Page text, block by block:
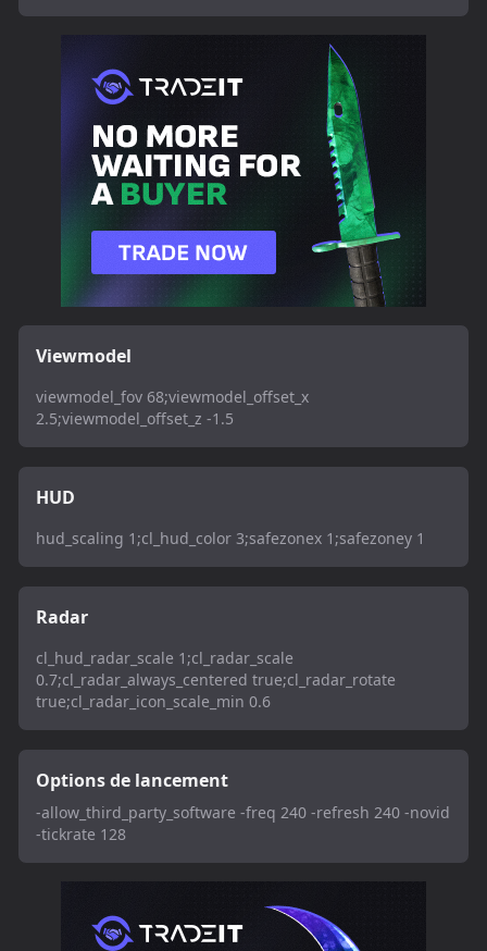
Viewmodel
viewmodel_fov 68;viewmodel_offset_x
2.5;viewmodel_offset_z -1.5
HUD
hud_scaling 1;cl_hud_color 3;safezonex 1;safezoney 1
Radar
cl_hud_radar_scale 1;cl_radar_scale
0.7;cl_radar_always_centered true;cl_radar_rotate
true;cl_radar_icon_scale_min 0.6
Options de lancement
-allow_third_party_software -freq 240 -refresh 240 -novid
-tickrate 128